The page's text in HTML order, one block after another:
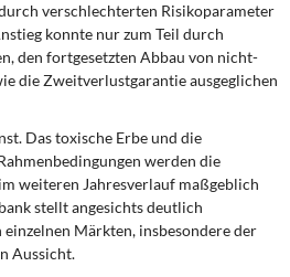
verschlechterten Risikoparameter
konnte nur zum Teil durch
den fortgesetzten Abbau von nicht-
die Zweitverlustgarantie ausgeglichen
Das toxische Erbe und die
werden die
weiteren Jahresverlauf maßgeblich
stellt angesichts deutlich
Märkten, insbesondere der
Aussicht.